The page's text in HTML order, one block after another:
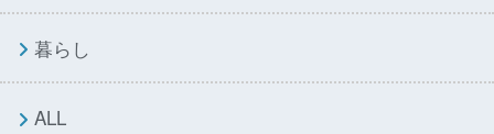
暮らし
ALL